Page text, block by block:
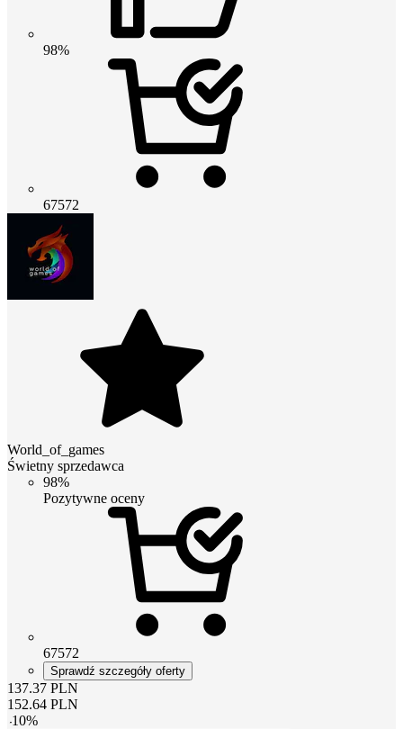
98%
67572
World_of_games
Świetny sprzedawca
98%
Pozytywne oceny
67572
Sprawdź szczegóły oferty
137.37 PLN
152.64 PLN
-10%